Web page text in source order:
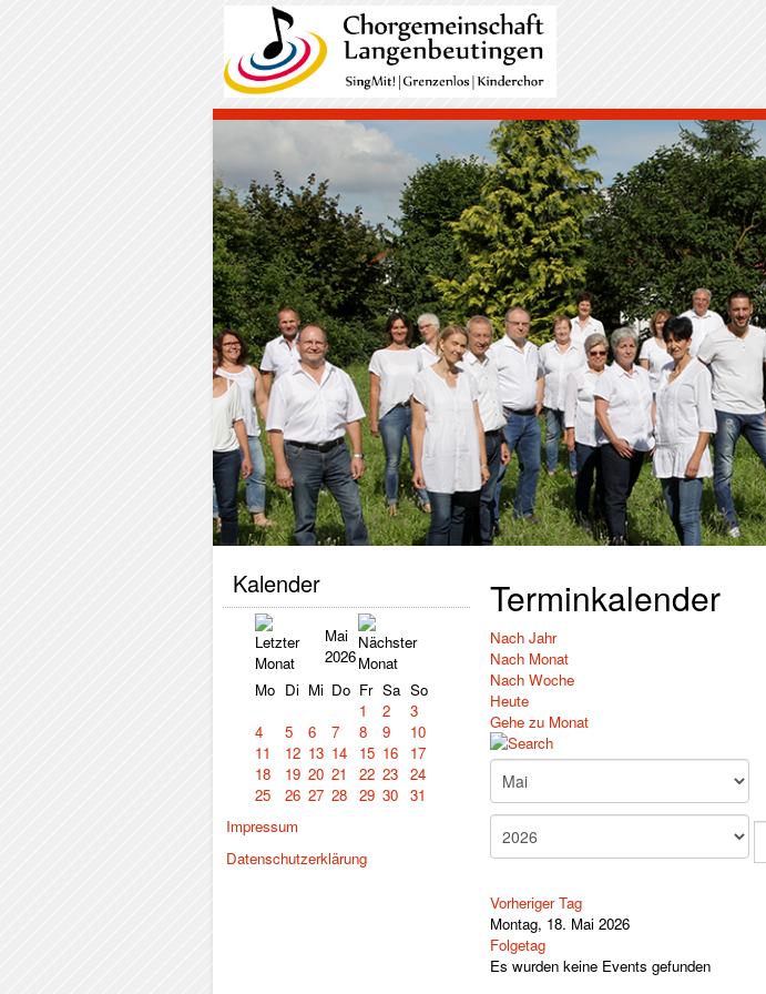
Kalender
Mai
2026
Mo Di Mi Do Fr Sa So
1
2
3
4
5 6 7 8 9
10
11
12 13 14 15 16
17
18
19 20 21 22 23
24
25
26 27 28 29 30
31
Impressum
Datenschutzerklärung
Terminkalender
Nach Jahr
Nach Monat
Nach Woche
Heute
Gehe zu Monat
Vorheriger Tag
Montag, 18. Mai 2026
Folgetag
Es wurden keine Events gefunden